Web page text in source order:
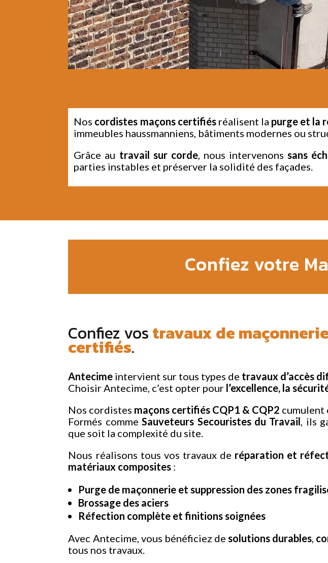
Nos cordistes maçons certifiésréalisent la purge et la
immeubles haussmanniens, bâtiments modernes ou
Grâce au travail sur corde, nous intervenons sans
parties instables et préserver la solidité des façades.
Confiez votre
Confiez vostravaux de
certifiés.
Antecime intervient sur tous types de travaux d’accès
Choisir Antecime, c’est opter pour l’excellence, la
Nos cordistes maçons certifiés CQP1 & CQP2 cumulent
Formés commeSauveteurs Secouristes du Travail, ils
que soit la complexité du site.
Nous réalisons tous vos travaux de réparation et
matériaux composites :
Purge de maçonnerie et suppression des zones
Brossage des aciers
Réfection complète et finitions soignées
Avec Antecime, vous bénéficiez desolutions durables,
tous nos travaux.